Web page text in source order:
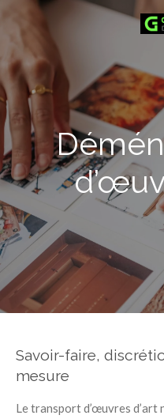
contenu
principal
Savoir-faire,
mesure
Le transport d’œuvres d’art